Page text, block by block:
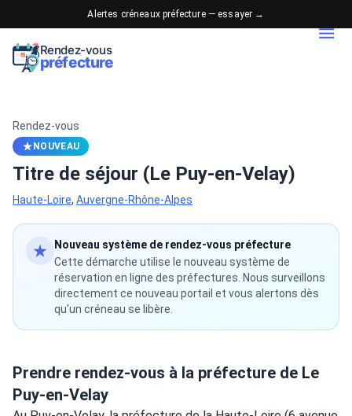
Alertes créneaux préfecture — essayer →
Rendez-vous
préfecture
Rendez-vous
NOUVEAU
Titre de séjour (Le Puy-en-Velay)
Haute-Loire, Auvergne-Rhône-Alpes
Nouveau système de rendez-vous préfecture
Cette démarche utilise le nouveau système de
réservation en ligne des préfectures. Nous surveillons
directement ce nouveau portail et vous alertons dès
qu'un créneau se libère.
Prendre rendez-vous à la préfecture de Le
Puy-en-Velay